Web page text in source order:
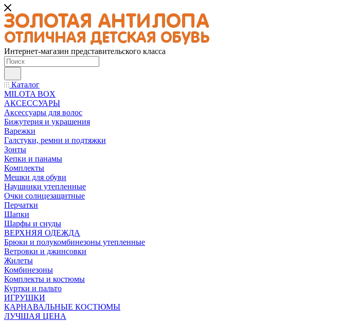
Интернет-магазин представительского класса
Каталог
MILOTA BOX
АКСЕССУАРЫ
Аксессуары для волос
Бижутерия и украшения
Варежки
Галстуки, ремни и подтяжки
Зонты
Кепки и панамы
Комплекты
Мешки для обуви
Наушники утепленные
Очки солнцезащитные
Перчатки
Шапки
Шарфы и снуды
ВЕРХНЯЯ ОДЕЖДА
Брюки и полукомбинезоны утепленные
Ветровки и джинсовки
Жилеты
Комбинезоны
Комплекты и костюмы
Куртки и пальто
ИГРУШКИ
КАРНАВАЛЬНЫЕ КОСТЮМЫ
ЛУЧШАЯ ЦЕНА